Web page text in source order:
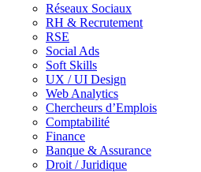
Réseaux Sociaux
RH & Recrutement
RSE
Social Ads
Soft Skills
UX / UI Design
Web Analytics
Chercheurs d’Emplois
Comptabilité
Finance
Banque & Assurance
Droit / Juridique